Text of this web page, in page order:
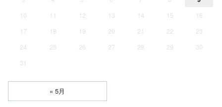
10
11 12 13 14 15
16
17
18 19 20 21 22
23
24
25 26 27 28 29
30
31
« 5月